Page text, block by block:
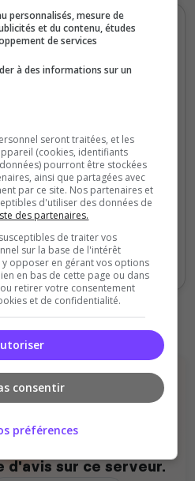
d'avis sur ce serveur.
personnalisés, mesure de
et du contenu, études
de services
à des informations sur un
seront traitées, et les
(cookies, identifiants
pourront être stockées
ainsi que partagées avec
par ce site. Nos partenaires et
d'utiliser des données de
des partenaires.
de traiter vos
sur la base de l'intérêt
y opposer en gérant vos options
en bas de cette page ou dans
retirer votre consentement
et de confidentialité.
consentir
préférences